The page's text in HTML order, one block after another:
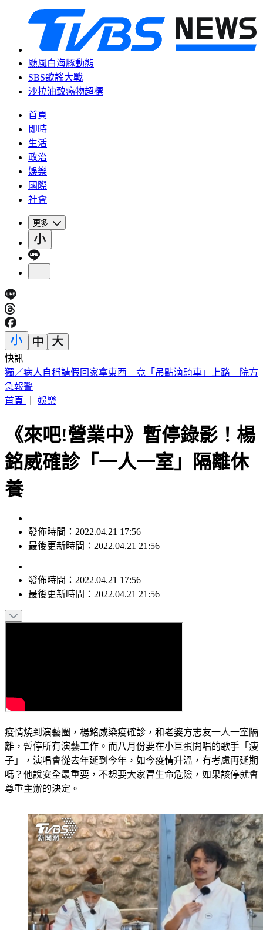
颱風白海豚動態
SBS歌謠大戰
沙拉油致癌物超標
首頁
即時
生活
政治
娛樂
國際
社會
更多
快訊
白海豚明逼近家門！「豪雨熱區」曝光 東部高溫36度
首頁｜
《來吧!營業中》暫停錄影！楊
銘威確診「一人一室」隔離休
養
最後更新時間：2022.04.21 21:56
最後更新時間：2022.04.21 21:56
離，暫停所有演藝工作。而八月份要在小巨蛋開唱的歌手「瘦
子」，演唱會從去年延到今年，如今疫情升溫，有考慮再延期
嗎？他說安全最重要，不想要大家冒生命危險，如果該停就會
尊重主辦的決定。